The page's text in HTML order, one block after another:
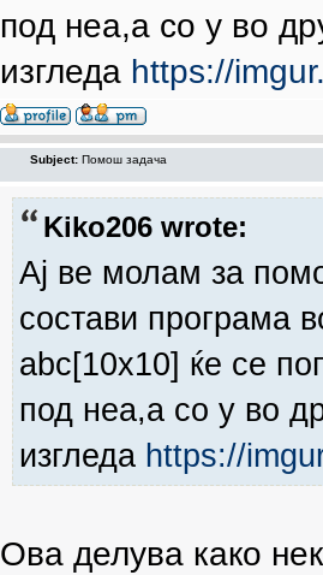
под неа,а со y во
изгледа https://
Subject: Помош задача
Kiko206 wrote:
Ај ве молам за
состави програма
abc[10x10] ќе се
под неа,а со y во
изгледа https://
Ова делува како